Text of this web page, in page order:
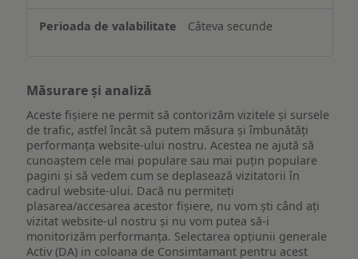
Câteva secunde
Măsurare și analiză
Aceste fișiere ne permit să contorizăm vizitele și sursele
de trafic, astfel încât să putem măsura și îmbunătăți
performanța website-ului nostru. Acestea ne ajută să
cunoaștem cele mai populare sau mai puțin populare
pagini și să vedem cum se deplasează vizitatorii în
cadrul website-ului. Dacă nu permiteți
plasarea/accesarea acestor fișiere, nu vom ști când ați
vizitat website-ul nostru și nu vom putea să-i
monitorizăm performanța. Selectarea opțiunii generale
Activ (DA) in coloana de Consimtamant pentru acest